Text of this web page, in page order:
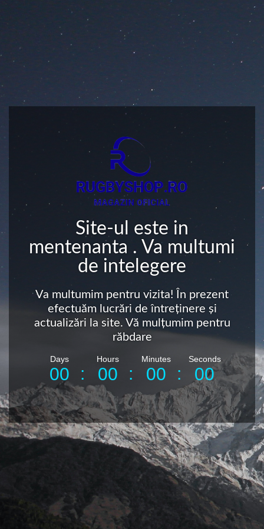
Site-ul este in
mentenanta . Va multumi
de intelegere
Va multumim pentru vizita! În prezent
efectuăm lucrări de întreținere și
actualizări la site. Vă mulțumim pentru
răbdare
00
:
Days
00
:
Hours
00
:
Minutes
00
Seconds